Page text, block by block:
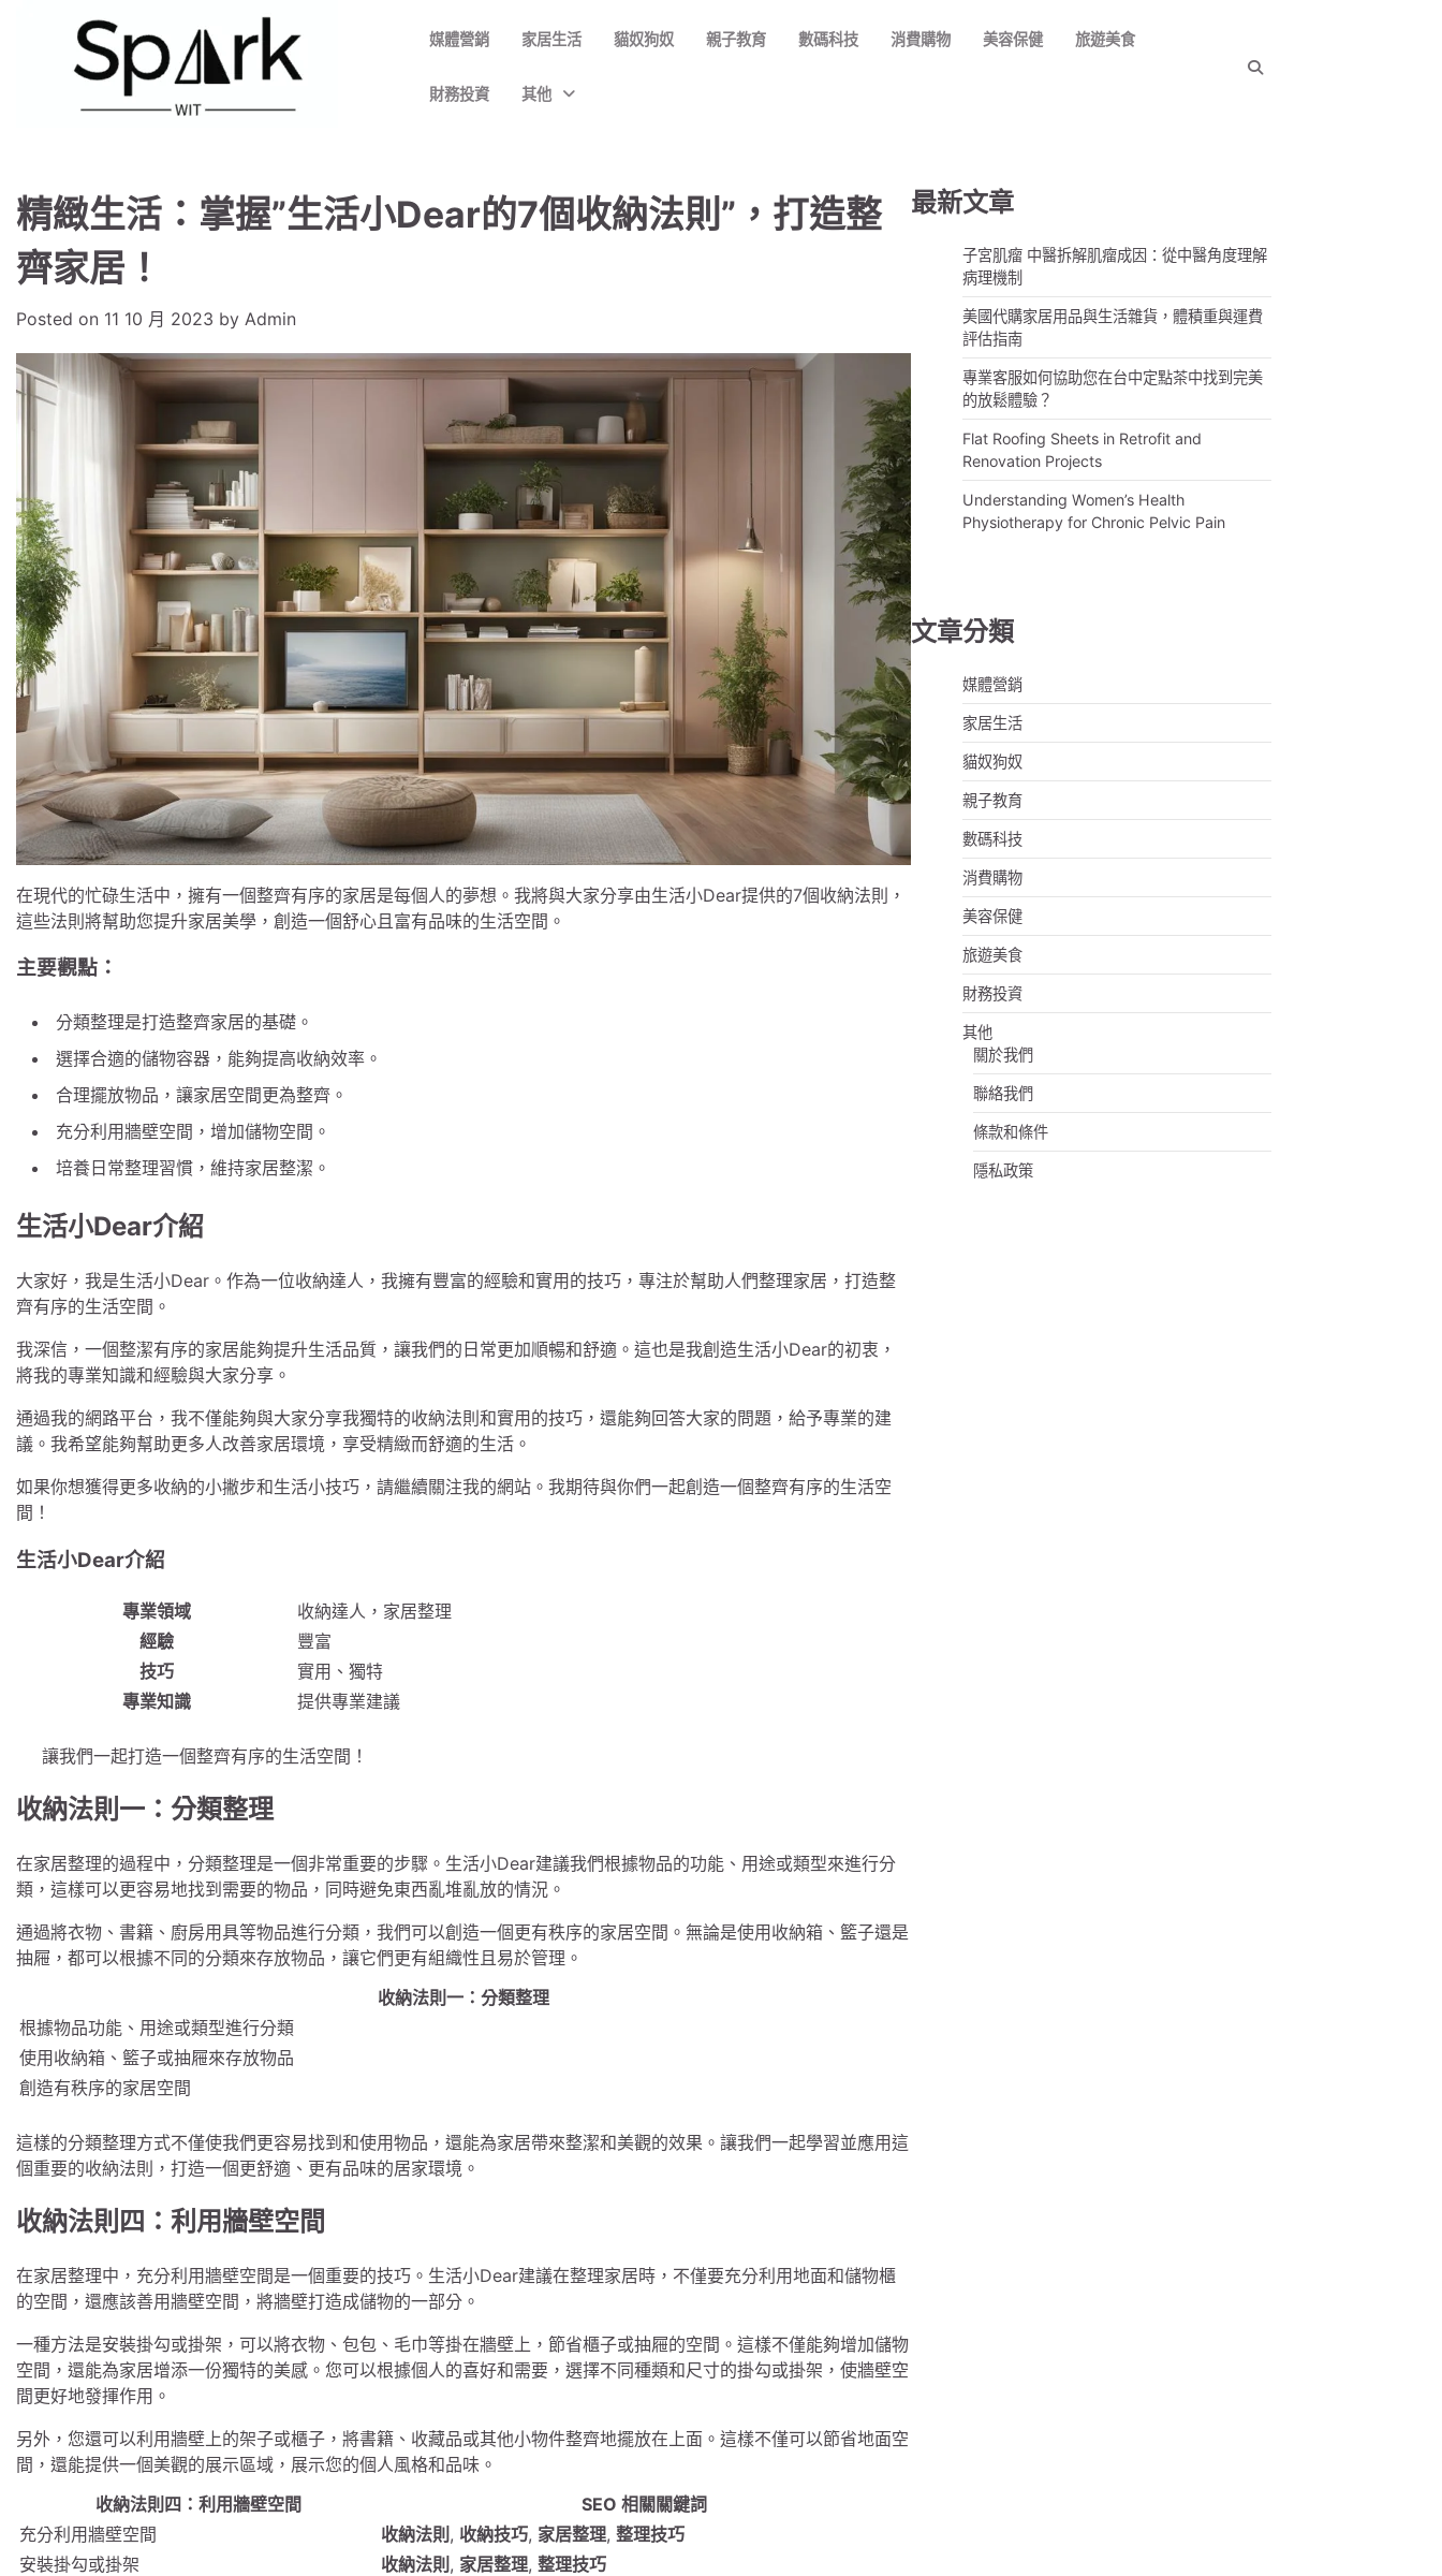
媒體營銷 家居生活 貓奴狗奴 親子教育 數碼科技 消費購物 美容保健 旅遊美食
財務投資 其他
精緻生活：掌握”生活小Dear的7個收納法則”，打造整
齊家居！
Posted on 11 10 月 2023 by Admin
在現代的忙碌生活中，擁有一個整齊有序的家居是每個人的夢想。我將與大家分享由生活小Dear提供的7個收納法則，
這些法則將幫助您提升家居美學，創造一個舒心且富有品味的生活空間。
主要觀點：
分類整理是打造整齊家居的基礎。
選擇合適的儲物容器，能夠提高收納效率。
合理擺放物品，讓家居空間更為整齊。
充分利用牆壁空間，增加儲物空間。
培養日常整理習慣，維持家居整潔。
生活小Dear介紹
大家好，我是生活小Dear。作為一位收納達人，我擁有豐富的經驗和實用的技巧，專注於幫助人們整理家居，打造整
齊有序的生活空間。
我深信，一個整潔有序的家居能夠提升生活品質，讓我們的日常更加順暢和舒適。這也是我創造生活小Dear的初衷，
將我的專業知識和經驗與大家分享。
通過我的網路平台，我不僅能夠與大家分享我獨特的收納法則和實用的技巧，還能夠回答大家的問題，給予專業的建
議。我希望能夠幫助更多人改善家居環境，享受精緻而舒適的生活。
如果你想獲得更多收納的小撇步和生活小技巧，請繼續關注我的網站。我期待與你們一起創造一個整齊有序的生活空
間！
生活小Dear介紹
專業領域
收納達人，家居整理
經驗
豐富
技巧
實用、獨特
專業知識
提供專業建議
讓我們一起打造一個整齊有序的生活空間！
收納法則一：分類整理
在家居整理的過程中，分類整理是一個非常重要的步驟。生活小Dear建議我們根據物品的功能、用途或類型來進行分
類，這樣可以更容易地找到需要的物品，同時避免東西亂堆亂放的情況。
通過將衣物、書籍、廚房用具等物品進行分類，我們可以創造一個更有秩序的家居空間。無論是使用收納箱、籃子還是
抽屜，都可以根據不同的分類來存放物品，讓它們更有組織性且易於管理。
收納法則一：分類整理
根據物品功能、用途或類型進行分類
使用收納箱、籃子或抽屜來存放物品
創造有秩序的家居空間
這樣的分類整理方式不僅使我們更容易找到和使用物品，還能為家居帶來整潔和美觀的效果。讓我們一起學習並應用這
個重要的收納法則，打造一個更舒適、更有品味的居家環境。
收納法則四：利用牆壁空間
在家居整理中，充分利用牆壁空間是一個重要的技巧。生活小Dear建議在整理家居時，不僅要充分利用地面和儲物櫃
的空間，還應該善用牆壁空間，將牆壁打造成儲物的一部分。
一種方法是安裝掛勾或掛架，可以將衣物、包包、毛巾等掛在牆壁上，節省櫃子或抽屜的空間。這樣不僅能夠增加儲物
空間，還能為家居增添一份獨特的美感。您可以根據個人的喜好和需要，選擇不同種類和尺寸的掛勾或掛架，使牆壁空
間更好地發揮作用。
另外，您還可以利用牆壁上的架子或櫃子，將書籍、收藏品或其他小物件整齊地擺放在上面。這樣不僅可以節省地面空
間，還能提供一個美觀的展示區域，展示您的個人風格和品味。
收納法則四：利用牆壁空間
SEO 相關關鍵詞
充分利用牆壁空間
收納法則 , 收納技巧, 家居整理, 整理技巧
安裝掛勾或掛架
收納法則 , 家居整理, 整理技巧
最新文章
子宮肌瘤 中醫拆解肌瘤成因：從中醫角度理解
病理機制
美國代購家居用品與生活雜貨，體積重與運費
評估指南
專業客服如何協助您在台中定點茶中找到完美
的放鬆體驗？
Flat Roofing Sheets in Retrofit and
Renovation Projects
Understanding Women’s Health
Physiotherapy for Chronic Pelvic Pain
文章分類
媒體營銷
家居生活
貓奴狗奴
親子教育
數碼科技
消費購物
美容保健
旅遊美食
財務投資
其他
關於我們
聯絡我們
條款和條件
隱私政策